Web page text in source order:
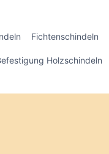
Fichtenschindeln
Holzschindeln